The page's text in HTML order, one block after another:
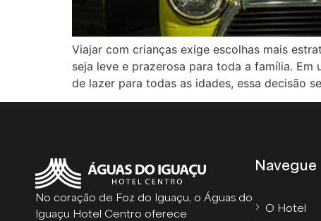
Viajar com crianças exige escolhas mais
seja leve e prazerosa para toda a família.
de lazer para todas as idades, essa decisão
No coração de Foz do Iguaçu, o Águas do
Iguaçu Hotel Centro oferece
Navegue
O Hotel